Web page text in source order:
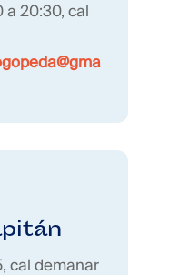
a 20:30, cal
cal demanar